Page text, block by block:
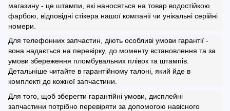
магазину - це штампи, які наносяться на товар водостійкою
фарбою, відповідні стікера нашої компанії чи унікальні серійні
номери.
Для телефонних запчастин, діють особливі умови гарантії -
вона надається на перевірку, до моменту встановлення та за
умови збереження пломбувальних плівок та штампів.
Детальніше читайте в гарантійному талоні, який йде в
комплекті до кожної запчастини.
Для того, щоб зберегти гарантійні умови, дисплейні
запчастини потрібно перевіряти за допомогою навісного